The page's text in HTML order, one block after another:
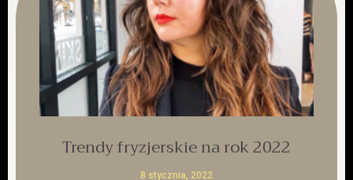
Trendy fryzjerskie na rok 2022
8 stycznia, 2022